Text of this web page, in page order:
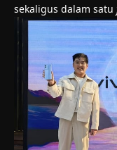
sekaligus dalam satu